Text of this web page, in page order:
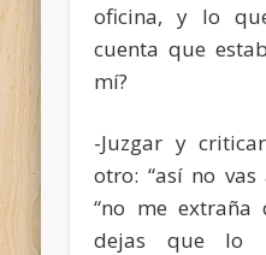
oficina, y lo
cuenta que
mí?
-Juzgar y
otro: “así no vas
“no me
dejas que lo